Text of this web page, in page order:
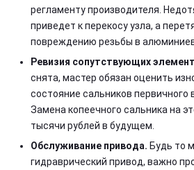
регламенту производителя.
приведет к перекосу узла, а
повреждению резьбы в
Ревизия сопутствующих
снята, мастер обязан оценить
состояние сальников первичного
Замена копеечного сальника на
тысячи рублей в будущем.
Обслуживание привода. Будь то
гидраврический привод, важно